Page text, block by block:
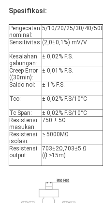
Spesifikasi:
Pengecatan
nominal:
5/10/20/25/30/40/50t
Sensitivitas: (2,0±0,1%) mV/V
Kesalahan
gabungan:
± 0,02% F.S.
Creep Error
((30min):
± 0,01% F.S.
Saldo nol: ± 1% F.S.
Tco: ± 0,02% F.S/10°C
Tc Span: ± 0,02% F.S/10°C
Resistensi
masukan:
750 ± 5Ω
Resistensi
isolasi:
≥ 5000MΩ
Resistensi
output:
703±2Ω,703±5 Ω
((L≥15m)